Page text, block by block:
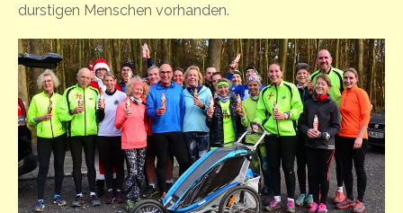
durstigen Menschen vorhanden.